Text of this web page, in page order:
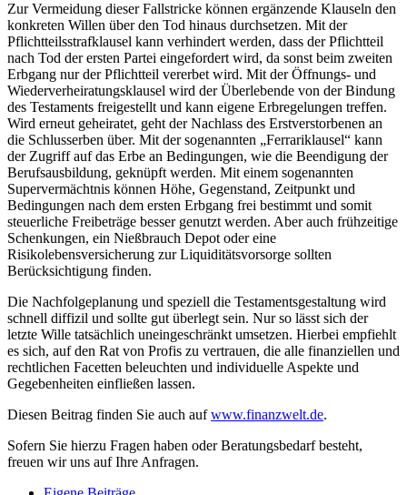
Zur Vermeidung dieser Fallstricke können ergänzende Klauseln den
konkreten Willen über den Tod hinaus durchsetzen. Mit der
Pflichtteilsstrafklausel kann verhindert werden, dass der Pflichtteil
nach Tod der ersten Partei eingefordert wird, da sonst beim zweiten
Erbgang nur der Pflichtteil vererbet wird. Mit der Öffnungs- und
Wiederverheiratungsklausel wird der Überlebende von der Bindung
des Testaments freigestellt und kann eigene Erbregelungen treffen.
Wird erneut geheiratet, geht der Nachlass des Erstverstorbenen an
die Schlusserben über. Mit der sogenannten „Ferrariklausel“ kann
der Zugriff auf das Erbe an Bedingungen, wie die Beendigung der
Berufsausbildung, geknüpft werden. Mit einem sogenannten
Supervermächtnis können Höhe, Gegenstand, Zeitpunkt und
Bedingungen nach dem ersten Erbgang frei bestimmt und somit
steuerliche Freibeträge besser genutzt werden. Aber auch frühzeitige
Schenkungen, ein Nießbrauch Depot oder eine
Risikolebensversicherung zur Liquiditätsvorsorge sollten
Berücksichtigung finden.
Die Nachfolgeplanung und speziell die Testamentsgestaltung wird
schnell diffizil und sollte gut überlegt sein. Nur so lässt sich der
letzte Wille tatsächlich uneingeschränkt umsetzen. Hierbei empfiehlt
es sich, auf den Rat von Profis zu vertrauen, die alle finanziellen und
rechtlichen Facetten beleuchten und individuelle Aspekte und
Gegebenheiten einfließen lassen.
Diesen Beitrag finden Sie auch aufwww.finanzwelt.de.
Sofern Sie hierzu Fragen haben oder Beratungsbedarf besteht,
freuen wir uns auf Ihre Anfragen.